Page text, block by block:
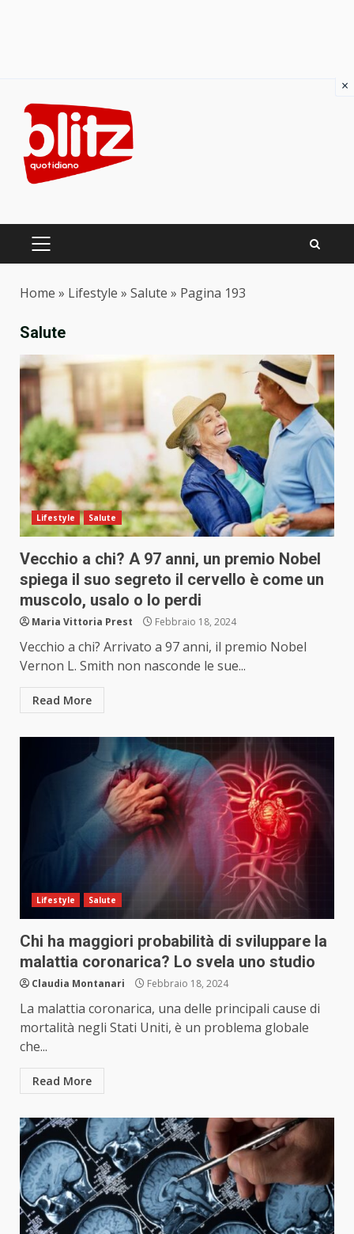
content
PRIMARY
Home » Lifestyle » Salute » Pagina 193
Salute
Lifestyle Salute
Vecchio a chi? A 97 anni, un premio Nobel
spiega il suo segreto il cervello è come un
muscolo, usalo o lo perdi
Maria Vittoria Prest Febbraio 18, 2024
Vecchio a chi? Arrivato a 97 anni, il premio Nobel
Vernon L. Smith non nasconde le sue...
Read More
Lifestyle Salute
Chi ha maggiori probabilità di sviluppare la
malattia coronarica? Lo svela uno studio
Claudia Montanari Febbraio 18, 2024
La malattia coronarica, una delle principali cause di
mortalità negli Stati Uniti, è un problema globale
che...
Read More
×